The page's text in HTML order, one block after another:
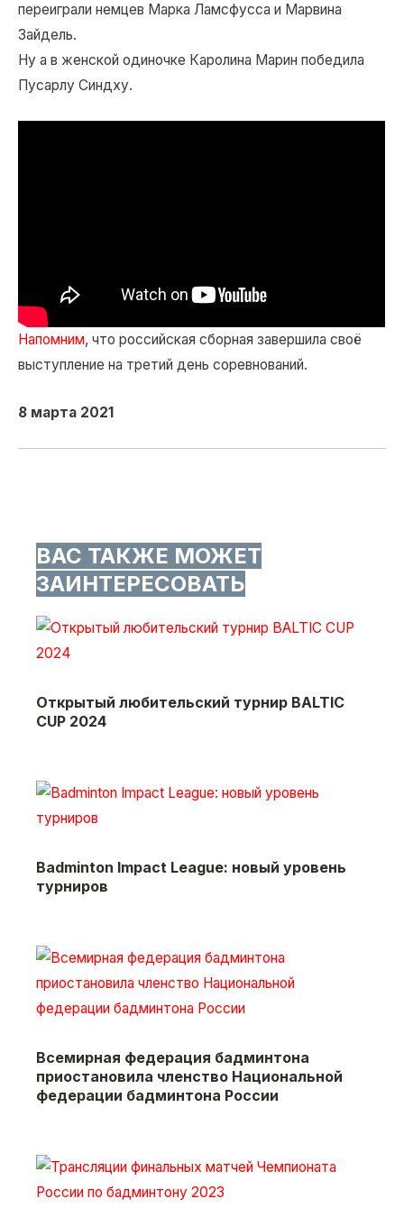
переиграли немцев Марка Ламсфусса и Марвина
Зайдель.
Ну а в женской одиночке Каролина Марин победила
Пусарлу Синдху.
Напомним, что российская сборная завершила своё
выступление на третий день соревнований.
8 марта 2021
ВАС ТАКЖЕ МОЖЕТ
ЗАИНТЕРЕСОВАТЬ
Открытый любительский турнир BALTIC
CUP 2024
Badminton Impact League: новый уровень
турниров
Всемирная федерация бадминтона
приостановила членство Национальной
федерации бадминтона России